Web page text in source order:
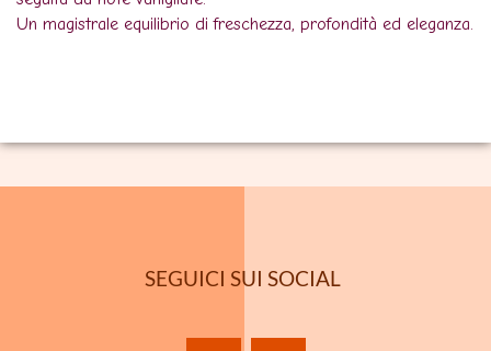
Un magistrale equilibrio di freschezza, profondità ed eleganza.
SEGUICI SUI SOCIAL